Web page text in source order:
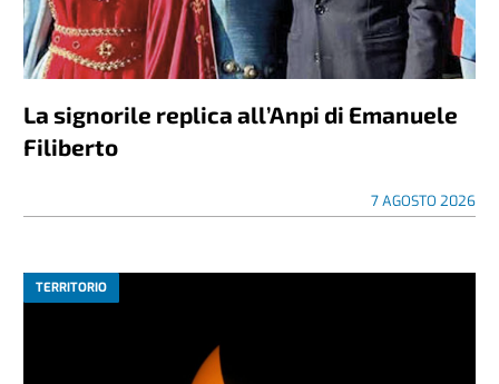
La signorile replica all’Anpi di Emanuele
Filiberto
7 AGOSTO 2026
TERRITORIO